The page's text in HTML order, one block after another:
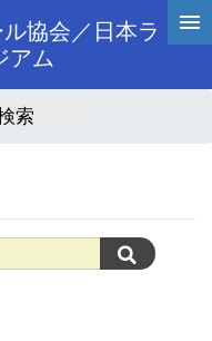
協会／日本ラ
アム
索